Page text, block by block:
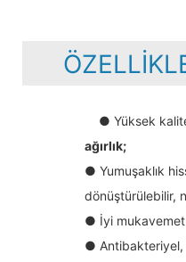
● Yüksek
ağırlık;
● Yumuşaklık
dönüştürülebilir,
● İyi
● Antibakteriyel,